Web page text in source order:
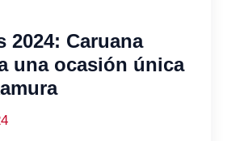
2024: Caruana
una ocasión única